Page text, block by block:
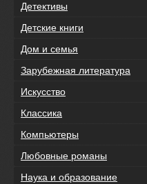
Детективы
Детские книги
Дом и семья
Зарубежная литература
Искусство
Классика
Компьютеры
Любовные романы
Наука и образование